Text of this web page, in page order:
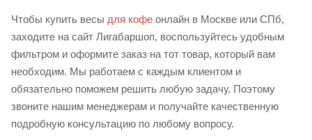
Чтобы купить весы для кофе онлайн в Москве или СПб,
заходите на сайт Лигабаршоп, воспользуйтесь удобным
фильтром и оформите заказ на тот товар, который вам
необходим. Мы работаем с каждым клиентом и
обязательно поможем решить любую задачу. Поэтому
звоните нашим менеджерам и получайте качественную
подробную консультацию по любому вопросу.